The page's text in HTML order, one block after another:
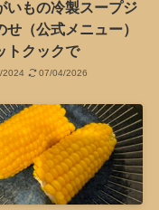
いもの冷製スープジ
せ（公式メニュー）
トクックで
2024 07/04/2026